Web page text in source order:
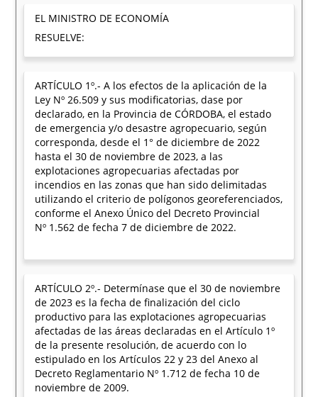
EL MINISTRO DE ECONOMÍA
RESUELVE:
ARTÍCULO 1º.- A los efectos de la aplicación de la
Ley Nº 26.509 y sus modificatorias, dase por
declarado, en la Provincia de CÓRDOBA, el estado
de emergencia y/o desastre agropecuario, según
corresponda, desde el 1° de diciembre de 2022
hasta el 30 de noviembre de 2023, a las
explotaciones agropecuarias afectadas por
incendios en las zonas que han sido delimitadas
utilizando el criterio de polígonos georeferenciados,
conforme el Anexo Único del Decreto Provincial
Nº 1.562 de fecha 7 de diciembre de 2022.
ARTÍCULO 2º.- Determínase que el 30 de noviembre
de 2023 es la fecha de finalización del ciclo
productivo para las explotaciones agropecuarias
afectadas de las áreas declaradas en el Artículo 1º
de la presente resolución, de acuerdo con lo
estipulado en los Artículos 22 y 23 del Anexo al
Decreto Reglamentario Nº 1.712 de fecha 10 de
noviembre de 2009.